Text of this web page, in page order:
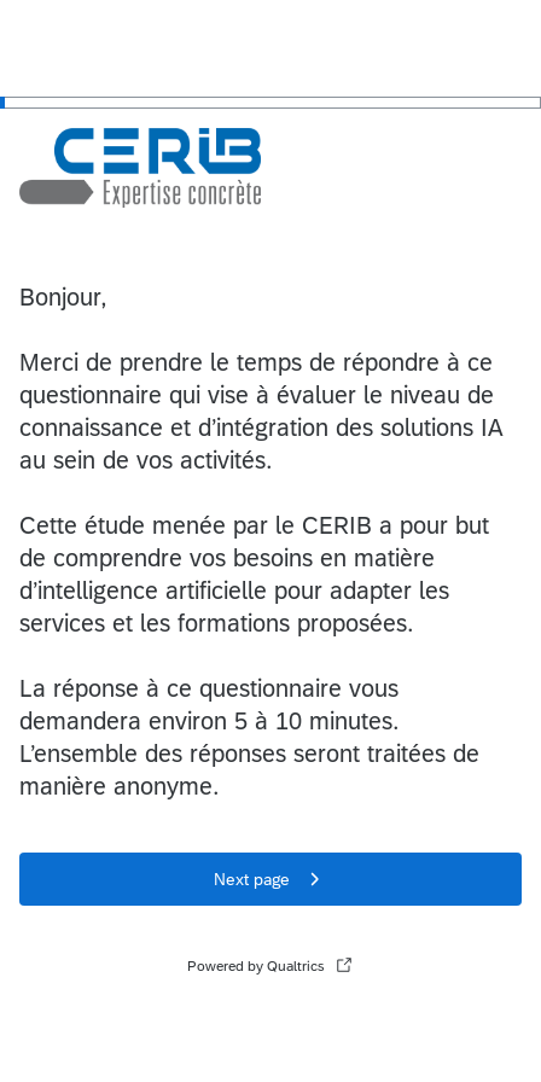
Bonjour,
Merci de prendre le temps de répondre à ce
questionnaire qui vise à évaluer le niveau de
connaissance et d’intégration des solutions IA
au sein de vos activités.
Cette étude menée par le CERIB a pour but
de comprendre vos besoins en matière
d’intelligence artificielle pour adapter les
services et les formations proposées.
La réponse à ce questionnaire vous
demandera environ 5 à 10 minutes.
L’ensemble des réponses seront traitées de
manière anonyme.
Next page
Powered by Qualtrics